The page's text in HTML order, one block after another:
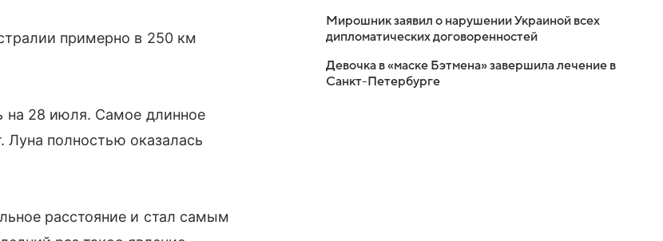
примерно в 250 км
на 28 июля. Самое длинное
Луна полностью оказалась
расстояние и стал самым
Мирошник заявил о нарушении Украиной всех
дипломатических договоренностей
Девочка в «маске Бэтмена» завершила лечение в
Санкт-Петербурге